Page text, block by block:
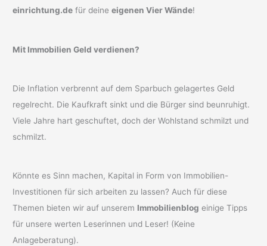
einrichtung.de für deineeigenen Vier Wände!
Mit Immobilien Geld verdienen?
Die Inflation verbrennt auf dem Sparbuch gelagertes Geld
regelrecht. Die Kaufkraft sinkt und die Bürger sind beunruhigt.
Viele Jahre hart geschuftet, doch der Wohlstand schmilzt und
schmilzt.
Könnte es Sinn machen, Kapital in Form von Immobilien-
Investitionen für sich arbeiten zu lassen? Auch für diese
Themen bieten wir auf unserem Immobilienblog einige Tipps
für unsere werten Leserinnen und Leser! (Keine
Anlageberatung).